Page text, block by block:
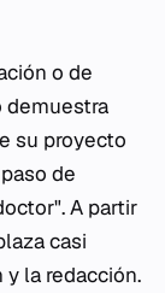
o de
demuestra
su proyecto
de
A partir
casi
la redacción.